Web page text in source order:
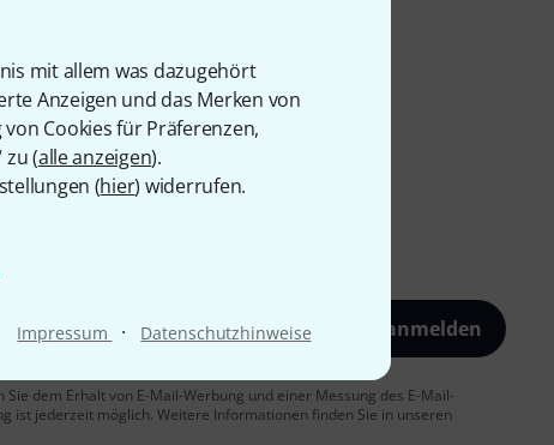
mit allem was dazugehört
Anzeigen und das Merken von
Cookies für Präferenzen,
zu (alle anzeigen).
(hier) widerrufen.
Impressum · Datenschutzhinweise Jetzt anmelden
Sie dem Erhalt von E-Mail-Werbung und einer Messung des E-Mail-
ist jederzeit möglich. Weitere Informationen finden Sie in unseren